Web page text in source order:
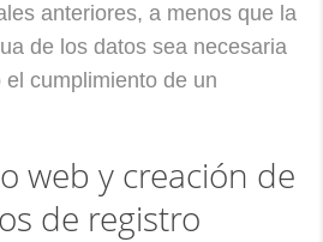
anteriores, a menos que la
de los datos sea necesaria
cumplimiento de un
web y creación de
de registro